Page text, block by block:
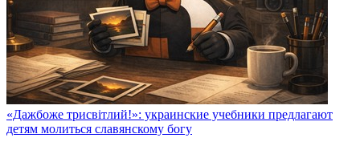
«Дажбоже трисвiтлий!»: украинские учебники предлагают
детям молиться славянскому богу